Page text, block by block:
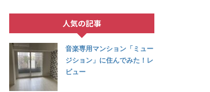
人気の記事
音楽専用マンション「ミュー
ジション」に住んでみた！レ
ビュー